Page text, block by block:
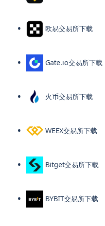
欧易交易所下载
Gate.io交易所下载
火币交易所下载
WEEX交易所下载
Bitget交易所下载
BYBIT交易所下载